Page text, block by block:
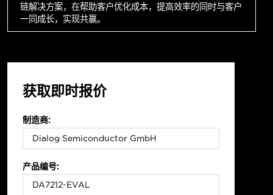
链解决方案，在帮助客户优化成本，提高效率的同时与客户
一同成长，实现共赢。
获取即时报价
制造商:
产品编号: